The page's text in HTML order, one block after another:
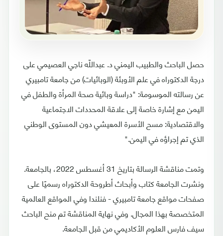
حصل الباحث والطبيب اليمني د. عبداللّه ناجي العصيمي على
درجة الدكتوراه في علم الأوبئة (الوبائيات) من جامعة تامبيري
عن رسالته الموسومة: "دراسة وبائية صحة المرأة والطفل في
اليمن مع إشارة خاصة إلى علاقة المحددات الاجتماعية
والاقتصادية: مسح الأسرة المعيشي دون المستوى الوطني
الذي تم إجراؤه في اليمن."
وتمت مناقشة الرسالة بتاريخ 31 أغسطس 2022، بالجامعة.
ونشرت الجامعة كتاب وأبحاث أطروحة الدكتوراه رسميًا على
صفحات مواقع جامعة تامبيري - فنلندا وفي المواقع العالمية
المتخصصة بهذا المجال. وفي نهاية المناقشة تم منح الباحث
سيف فارس العلوم الأكاديمي من قبل الجامعة.